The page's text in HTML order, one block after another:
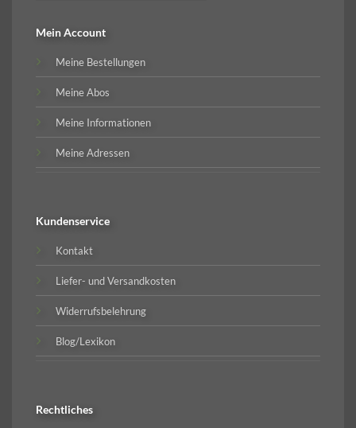
Mein Account
Meine Bestellungen
Meine Abos
Meine Informationen
Meine Adressen
Kundenservice
Kontakt
Liefer- und Versandkosten
Widerrufsbelehrung
Blog/Lexikon
Rechtliches